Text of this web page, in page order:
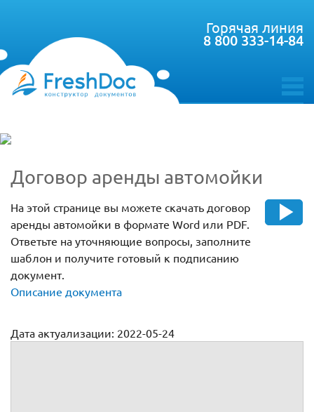
toggle
Горячая линия
8 800 333-14-84
Договор аренды автомойки
На этой странице вы можете скачать договор
аренды автомойки в формате Word или PDF.
Ответьте на уточняющие вопросы, заполните
шаблон и получите готовый к подписанию
документ.
Описание документа
Дата актуализации: 2022-05-24